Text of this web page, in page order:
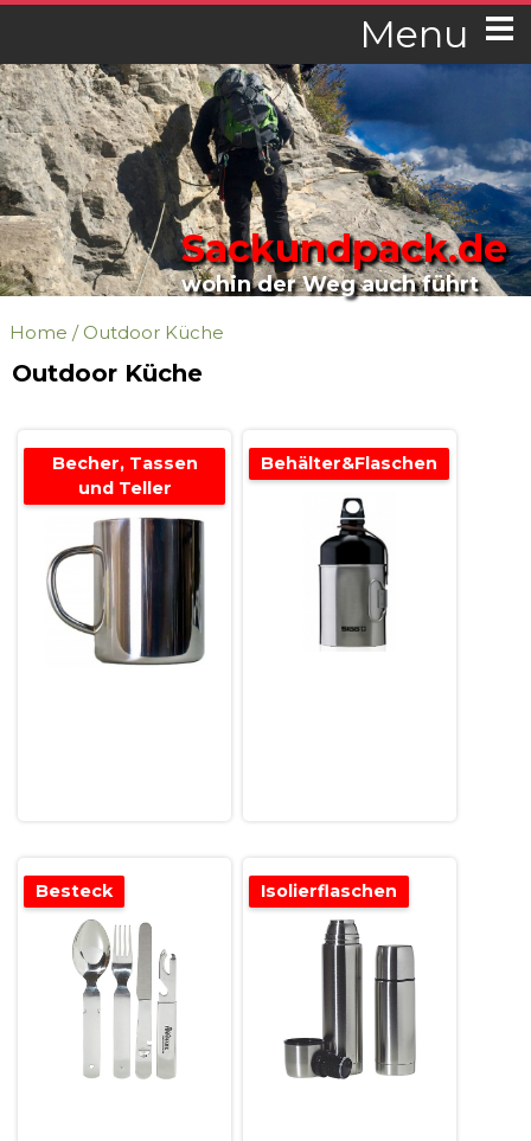
Menu
Sackundpack.de
wohin der Weg auch führt
Home / Outdoor Küche
Outdoor Küche
Becher, Tassen
und Teller
Behälter&Flaschen
Besteck Isolierflaschen